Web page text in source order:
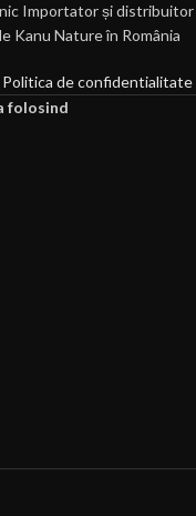
Importator și
Kanu Nature în România
Politica de confidentialitate
folosind